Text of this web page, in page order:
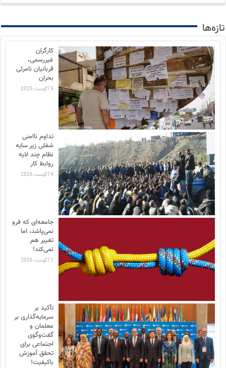
تازه‌ها
کارگران
غیررسمی،
قربانیان نامرئی
بحران
9 آگوست 2026
تداوم ناامنی
شغلی زیر سایه
نظام چند لایه
روابط کار
4 آگوست 2026
جامعه‌ای که فرو
نمی‌پاشد، اما
تغییر هم
نمی‌کند!
1 آگوست 2026
تأکید بر
سرمایه‌گذاری بر
معلمان و
گفت‌وگوی
اجتماعی برای
تحقق آموزش
باکیفیت!